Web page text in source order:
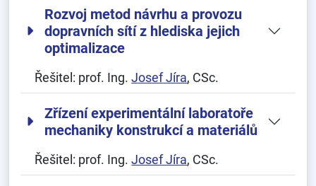
Rozvoj metod návrhu a provozu
dopravních sítí z hlediska jejich
optimalizace
Řešitel: prof. Ing.Josef Jíra, CSc.
Zřízení experimentální laboratoře
mechaniky konstrukcí a materiálů
Řešitel: prof. Ing.Josef Jíra, CSc.